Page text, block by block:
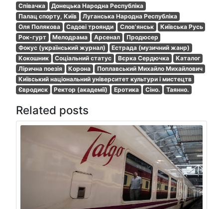
Співачка
Донецька Народна Республіка
Палац спорту, Київ
Луганська Народна Республіка
Оля Полякова
Садові троянди Слов'янськ
Київська Русь
Рок-гурт
Мелодрама Арсенал
Продюсер
Фокус (український журнал)
Естрада (музичний жанр)
Кокошник
Соціальний статус Вєрка Сердючка
Каталог
Лірична поезія
Корона
Поплавський Михайло Михайлович
Київський національний університет культури і мистецтв
Євродиск
Ректор (академії) Еротика Сіно. Таянно.
Related posts